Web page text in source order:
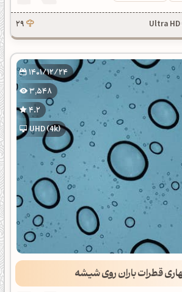
29
1401/12/24
3,548
4.2
UHD (4k)
قطرات باران روی شیشه